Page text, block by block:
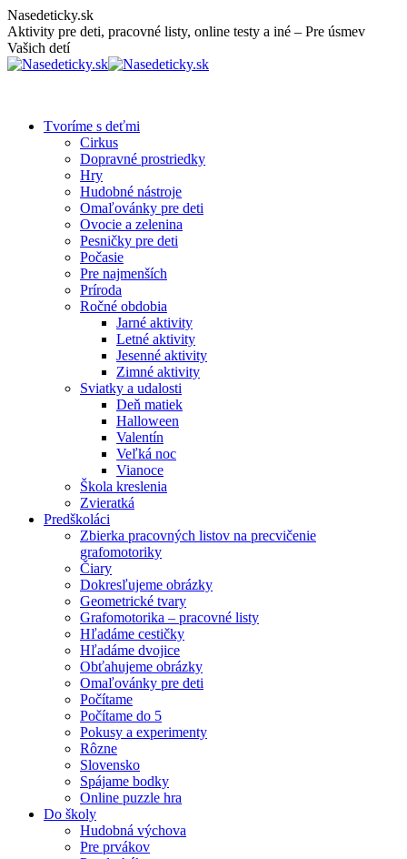
Skip
to
content
Nasedeticky.sk
Aktivity pre deti, pracovné listy, online testy a iné – Pre úsmev
Vašich detí
Tvoríme s deťmi
Cirkus
Dopravné prostriedky
Hry
Hudobné nástroje
Omaľovánky pre deti
Ovocie a zelenina
Pesničky pre deti
Počasie
Pre najmenších
Príroda
Ročné obdobia
Jarné aktivity
Letné aktivity
Jesenné aktivity
Zimné aktivity
Sviatky a udalosti
Deň matiek
Halloween
Valentín
Veľká noc
Vianoce
Škola kreslenia
Zvieratká
Predškoláci
Zbierka pracovných listov na precvičenie
grafomotoriky
Čiary
Dokresľujeme obrázky
Geometrické tvary
Grafomotorika – pracovné listy
Hľadáme cestičky
Hľadáme dvojice
Obťahujeme obrázky
Omaľovánky pre deti
Počítame
Počítame do 5
Pokusy a experimenty
Rôzne
Slovensko
Spájame bodky
Online puzzle hra
Do školy
Hudobná výchova
Pre prvákov